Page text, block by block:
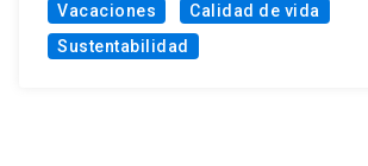
Vacaciones
Calidad de vida
Sustentabilidad